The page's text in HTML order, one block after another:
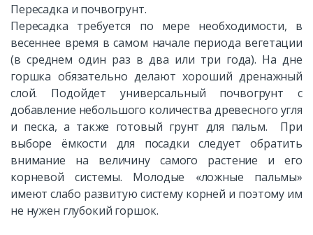
Пересадка и почвогрунт.
Пересадка требуется по мере необходимости, в
весеннее время в самом начале периода вегетации
(в среднем один раз в два или три года). На дне
горшка обязательно делают хороший дренажный
слой. Подойдет универсальный почвогрунт с
добавление небольшого количества древесного угля
и песка, а также готовый грунт для пальм. При
выборе ёмкости для посадки следует обратить
внимание на величину самого растение и его
корневой системы. Молодые «ложные пальмы»
имеют слабо развитую систему корней и поэтому им
не нужен глубокий горшок.